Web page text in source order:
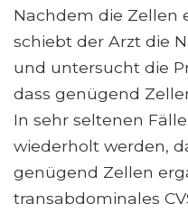
Nachdem die Zellen
schiebt der Arzt die
und untersucht die
dass genügend
In sehr seltenen
wiederholt werden,
genügend Zellen
transabdominales